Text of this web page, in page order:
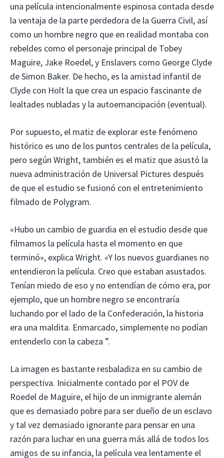
una película intencionalmente espinosa contada desde
la ventaja de la parte perdedora de la Guerra Civil, así
como un hombre negro que en realidad montaba con
rebeldes como el personaje principal de Tobey
Maguire, Jake Roedel, y Enslavers como George Clyde
de Simon Baker. De hecho, es la amistad infantil de
Clyde con Holt la que crea un espacio fascinante de
lealtades nubladas y la autoemancipación (eventual).
Por supuesto, el matiz de explorar este fenómeno
histórico es uno de los puntos centrales de la película,
pero según Wright, también es el matiz que asustó la
nueva administración de Universal Pictures después
de que el estudio se fusionó con el entretenimiento
filmado de Polygram.
«Hubo un cambio de guardia en el estudio desde que
filmamos la película hasta el momento en que
terminó», explica Wright. «Y los nuevos guardianes no
entendieron la película. Creo que estaban asustados.
Tenían miedo de eso y no entendían de cómo era, por
ejemplo, que un hombre negro se encontraría
luchando por el lado de la Confederación, la historia
era una maldita. Enmarcado, simplemente no podían
entenderlo con la cabeza ”.
La imagen es bastante resbaladiza en su cambio de
perspectiva. Inicialmente contado por el POV de
Roedel de Maguire, el hijo de un inmigrante alemán
que es demasiado pobre para ser dueño de un esclavo
y tal vez demasiado ignorante para pensar en una
razón para luchar en una guerra más allá de todos los
amigos de su infancia, la película vea lentamente el